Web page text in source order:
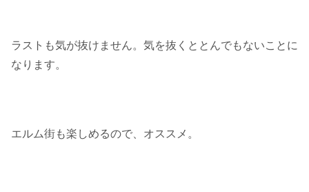
ラストも気が抜けません。気を抜くととんでもないことに
なります。
エルム街も楽しめるので、オススメ。